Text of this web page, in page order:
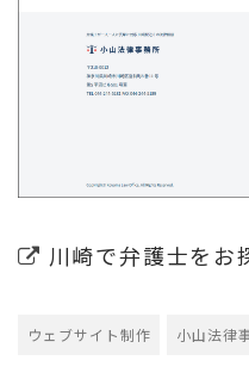
川崎で弁護士をお
ウェブサイト制作 小山法律